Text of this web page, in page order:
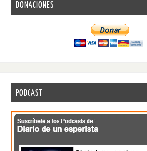
DONACIONES
PODCAST